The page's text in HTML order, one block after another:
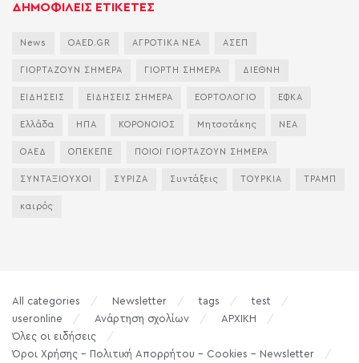
ΔΗΜΟΦΙΛΕΙΣ ΕΤΙΚΕΤΕΣ
News OAED.GR ΑΓΡΟΤΙΚΑ ΝΕΑ ΑΣΕΠ
ΓΙΟΡΤΑΖΟΥΝ ΣΗΜΕΡΑ ΓΙΟΡΤΗ ΣΗΜΕΡΑ ΔΙΕΘΝΗ
ΕΙΔΗΣΕΙΣ ΕΙΔΗΣΕΙΣ ΣΗΜΕΡΑ ΕΟΡΤΟΛΟΓΙΟ ΕΦΚΑ
Ελλάδα ΗΠΑ ΚΟΡΟΝΟΙΟΣ Μητσοτάκης ΝΕΑ
ΟΑΕΔ ΟΠΕΚΕΠΕ ΠΟΙΟΙ ΓΙΟΡΤΑΖΟΥΝ ΣΗΜΕΡΑ
ΣΥΝΤΑΞΙΟΥΧΟΙ ΣΥΡΙΖΑ Συντάξεις ΤΟΥΡΚΙΑ ΤΡΑΜΠ
καιρός
All categories Newsletter tags
test
useronline
Ανάρτηση σχολίων
ΑΡΧΙΚΗ
Όλες οι ειδήσεις
Όροι Χρήσης – Πολιτική Απορρήτου – Cookies – Newsletter